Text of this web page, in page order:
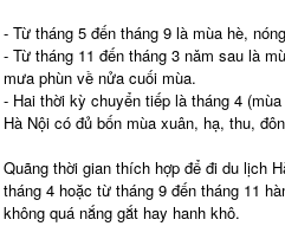
- Từ tháng 5 đến tháng 9 là mùa hè,
- Từ tháng 11 đến tháng 3 nǎm sau là
mưa phùn về nửa cuối mùa.
- Hai thời kỳ chuyển tiếp là tháng 4
Hà Nội có đủ bốn mùa xuân, hạ, thu,
Quãng thời gian thích hợp để đi du lịch
tháng 4 hoặc từ tháng 9 đến tháng 11
không quá nắng gắt hay hanh khô.